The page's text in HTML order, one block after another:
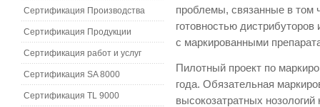
проблемы, связанные в том
готовностью
с маркированными
Пилотный проект по
года. Обязательная
высокозатратных
Сертификация Производства
Сертификация Продукции
Сертификация работ и услуг
Сертификация SA 8000
Сертификация TL 9000